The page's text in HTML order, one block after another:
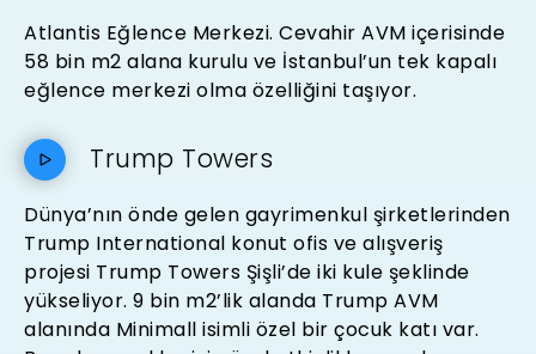
Atlantis Eğlence Merkezi. Cevahir AVM içerisinde
58 bin m2 alana kurulu ve İstanbul’un tek kapalı
eğlence merkezi olma özelliğini taşıyor.
Trump Towers
Dünya’nın önde gelen gayrimenkul şirketlerinden
Trump International konut ofis ve alışveriş
projesi Trump Towers Şişli’de iki kule şeklinde
yükseliyor. 9 bin m2’lik alanda Trump AVM
alanında Minimall isimli özel bir çocuk katı var.